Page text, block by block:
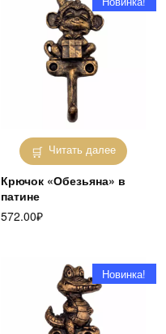
Читать далее
Крючок «Обезьяна» в
патине
572.00₽
Новинка!